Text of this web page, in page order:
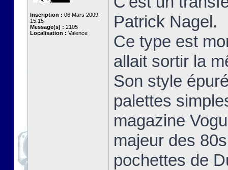
Inscription : 06 Mars 2009,
15:15
Message(s) : 2105
Localisation : Valence
Patrick Nagel.
Ce type est
allait sortir la
Son style
palettes
magazine
majeur des
pochettes de